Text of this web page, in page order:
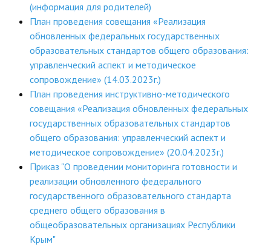
Советуем прочитать
Готовимся к новому учебному году 2026-2027
ДПО
Профессиональная переподготовка
Повышение квалификации
КОНТАКТЫ
(информация для родителей)
План проведения совещания «Реализация
обновленных федеральных государственных
образовательных стандартов общего образования:
управленческий аспект и методическое
сопровождение» (14.03.2023г.)
План проведения инструктивно-методического
совещания «Реализация обновленных федеральных
государственных образовательных стандартов
общего образования: управленческий аспект и
методическое сопровождение» (20.04.2023г.)
Приказ "О проведении мониторинга готовности и
реализации обновленного федерального
государственного образовательного стандарта
среднего общего образования в
общеобразовательных организациях Республики
Крым"